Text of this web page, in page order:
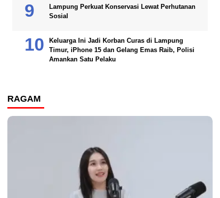
Lampung Perkuat Konservasi Lewat Perhutanan
Sosial
Keluarga Ini Jadi Korban Curas di Lampung
Timur, iPhone 15 dan Gelang Emas Raib, Polisi
Amankan Satu Pelaku
RAGAM